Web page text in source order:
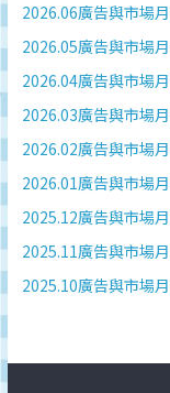
2026.06廣告與市場
2026.05廣告與市場
2026.04廣告與市場
2026.03廣告與市場
2026.02廣告與市場
2026.01廣告與市場
2025.12廣告與市場
2025.11廣告與市場
2025.10廣告與市場